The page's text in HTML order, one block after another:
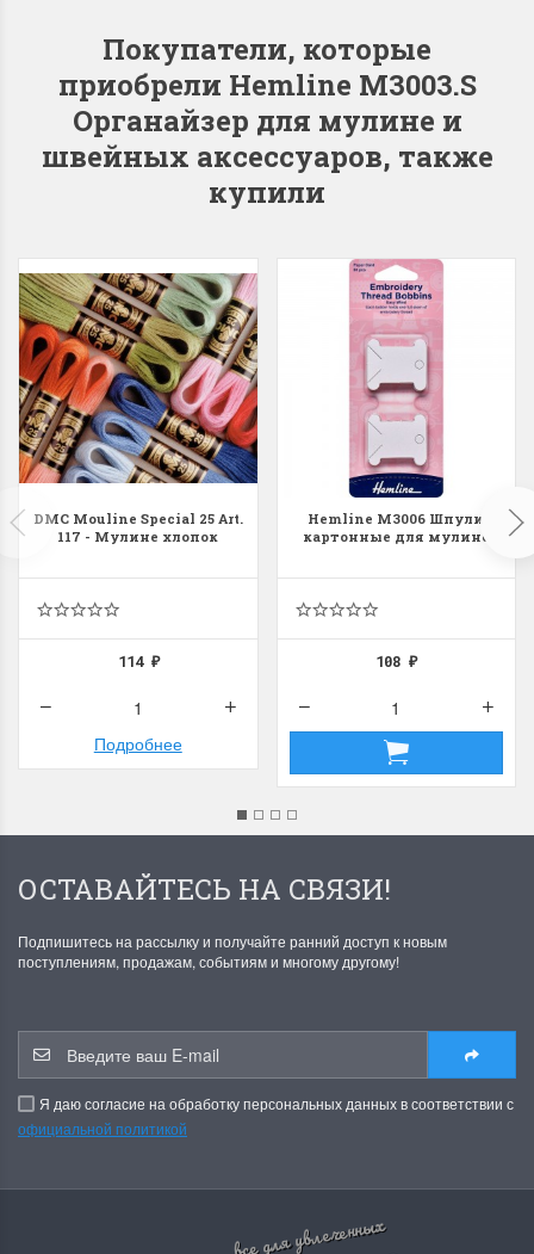
Анастасия Туманова
1 июня 2024 11:29
Анастасия Туманова
22 мая 2024 13:01
Dimensions 35231
Willow Swan
(Ива-лебедь)
Хороший набор
Отличный набор, канва,
отличном состоянии.
Ларина Евгения
13648USA
Bear and
(Белый
с
Красивый
Очень красивый
раритетный
Ларина
1 апреля 2026
Покупатели, которые
приобрели Hemline M3003.S
Органайзер для мулине и
швейных аксессуаров, также
купили
DMC Mouline Special 25 Art.
117 - Мулине хлопок
114 ₽
Подробнее
Hemline M3006 Шпули
картонные для мулине
108₽
ОСТАВАЙТЕСЬ НА СВЯЗИ!
Подпишитесь на рассылку и получайте ранний доступ к новым
поступлениям, продажам, событиям и многому другому!
Я даю согласие на обработку персональных данных в соответствии с
официальной политикой
все для увлеченных